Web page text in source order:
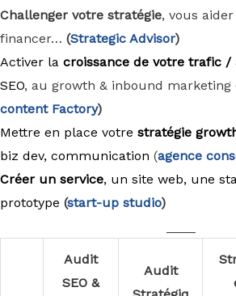
Challenger votre stratégie, vous
financer… (Strategic Advisor)
Activer la croissance de votre trafic /
SEO, au growth & inbound marketing
content Factory)
Mettre en place votre stratégie
biz dev, communication (agence
Créer un service, un site web, une
prototype (start-up studio)
Audit
SEO &
Audit